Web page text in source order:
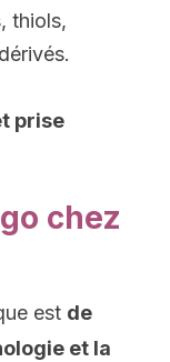
thiols,
prise
chez
est de
et la